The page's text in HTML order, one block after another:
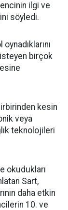
ilgi ve
söyledi.
birçok
kesin
veya
teknolojileri
okudukları
Sart,
daha etkin
10. ve